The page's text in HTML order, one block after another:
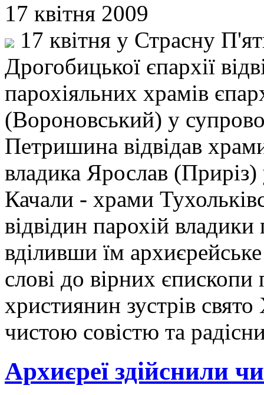
17 квітня 2009
17 квітня у Страсну
Дрогобицької єпархії
парохіяльних храмів
(Вороновський) у
Петришина відвідав
владика Ярослав
Качали - храми
відвідин парохій
вділивши їм
слові до вірних
християнин зустрів
чистою совістю та
Архиєреї здійснили